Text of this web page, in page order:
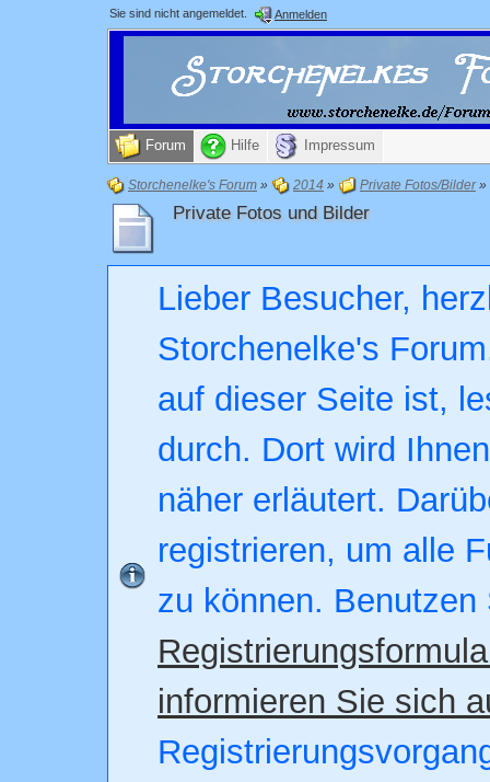
Sie sind nicht angemeldet. Anmelden
Forum Hilfe Impressum
Storchenelke's Forum » 2014 » Private Fotos/Bilder»
Private Fotos und Bilder
Lieber Besucher,
Storchenelke's
auf dieser Seite ist,
durch. Dort wird
näher erläutert.
registrieren, um alle
zu können. Benutzen
informieren Sie sich